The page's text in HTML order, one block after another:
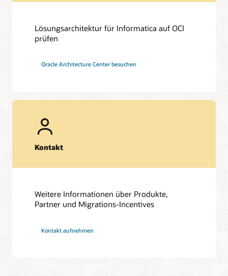
Lösungsarchitektur für Informatica auf OCI
prüfen
Oracle Architecture Center besuchen
Kontakt
Weitere Informationen über Produkte,
Partner und Migrations-Incentives
Kontakt aufnehmen